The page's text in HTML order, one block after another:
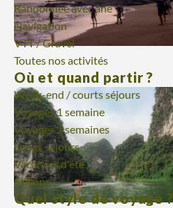
Randonnée avec âne
Navigation
VTT / Gravel
Toutes nos activités
Où et quand partir ?
Week-end / courts séjours
Voyages 1 semaine
Voyages 2 semaines
Longs séjours
Vacances d'été
Saisons
Quel style de voyage ?